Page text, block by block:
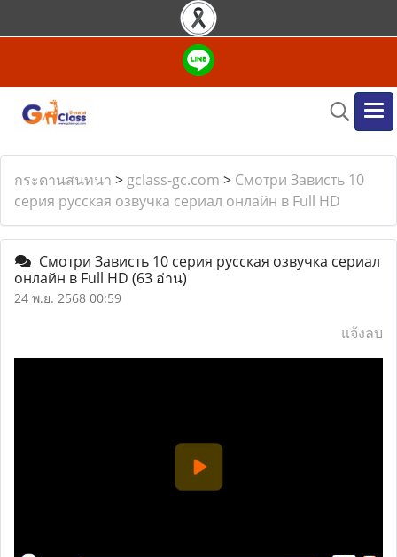
กระดานสนทนา > gclass-gc.com > Смотри Зависть 10
серия русская озвучка сериал онлайн в Full HD
Смотри Зависть 10 серия русская озвучка сериал
онлайн в Full HD (63 อ่าน)
24 พ.ย. 2568 00:59
แจ้งลบ